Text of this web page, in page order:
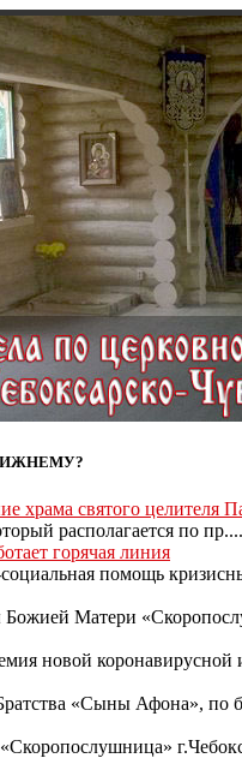
храма святого целителя
располагается по пр....
горячая линия
социальная помощь
Матери
новой коронавирусной
«Сыны Афона», по